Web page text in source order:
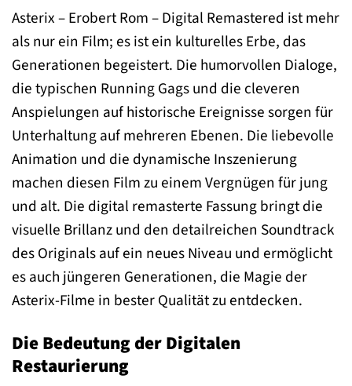
Asterix – Erobert Rom – Digital Remastered ist mehr
als nur ein Film; es ist ein kulturelles Erbe, das
Generationen begeistert. Die humorvollen Dialoge,
die typischen Running Gags und die cleveren
Anspielungen auf historische Ereignisse sorgen für
Unterhaltung auf mehreren Ebenen. Die liebevolle
Animation und die dynamische Inszenierung
machen diesen Film zu einem Vergnügen für jung
und alt. Die digital remasterte Fassung bringt die
visuelle Brillanz und den detailreichen Soundtrack
des Originals auf ein neues Niveau und ermöglicht
es auch jüngeren Generationen, die Magie der
Asterix-Filme in bester Qualität zu entdecken.
Die Bedeutung der Digitalen
Restaurierung